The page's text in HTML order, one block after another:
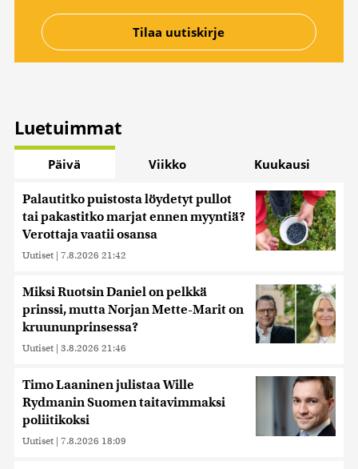
Luetuimmat
Päivä Viikko Kuukausi
Palautitko puistosta löydetyt pullot
tai pakastitko marjat ennen myyntiä?
Verottaja vaatii osansa
Uutiset | 7.8.2026 21:42
Miksi Ruotsin Daniel on pelkkä
prinssi, mutta Norjan Mette-Marit on
kruununprinsessa?
Uutiset | 3.8.2026 21:46
Timo Laaninen julistaa Wille
Rydmanin Suomen taitavimmaksi
poliitikoksi
Uutiset | 7.8.2026 18:09